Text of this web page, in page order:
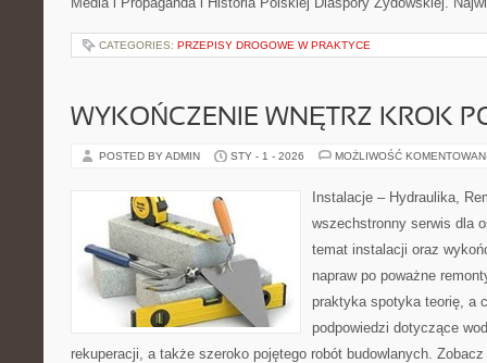
CATEGORIES: PRZEPISY DROGOWE W PRAKTYCE
WYKOŃCZENIE WNĘTRZ KROK
POSTED BY ADMIN STY - 1 - 2026 MOŻLIWOŚĆ
Instalacje – Hydraulika,
wszechstronny serwis dla
temat instalacji oraz
napraw po poważne
praktyka spotyka teorię, a
podpowiedzi dotyczące
rekuperacji, a także szeroko pojętego robót budowlanych.